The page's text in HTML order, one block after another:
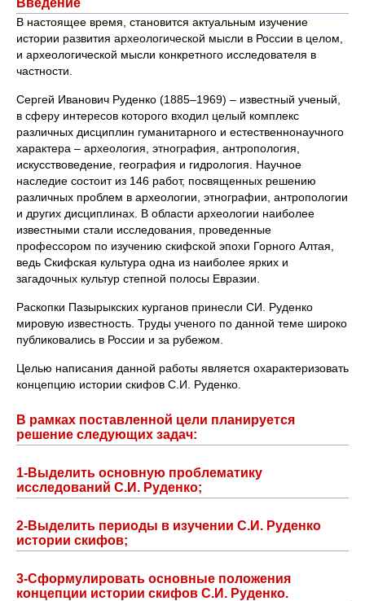
Введение
В настоящее время, становится актуальным изучение
истории развития археологической мысли в России в целом,
и археологической мысли конкретного исследователя в
частности.
Сергей Иванович Руденко (1885–1969) – известный ученый,
в сферу интересов которого входил целый комплекс
различных дисциплин гуманитарного и естественнонаучного
характера – археология, этнография, антропология,
искусствоведение, география и гидрология. Научное
наследие состоит из 146 работ, посвященных решению
различных проблем в археологии, этнографии, антропологии
и других дисциплинах. В области археологии наиболее
известными стали исследования, проведенные
профессором по изучению скифской эпохи Горного Алтая,
ведь Скифская культура одна из наиболее ярких и
загадочных культур степной полосы Евразии.
Раскопки Пазырыкских курганов принесли СИ. Руденко
мировую известность. Труды ученого по данной теме широко
публиковались в России и за рубежом.
Целью написания данной работы является охарактеризовать
концепцию истории скифов С.И. Руденко.
В рамках поставленной цели планируется
решение следующих задач:
1-Выделить основную проблематику
исследований С.И. Руденко;
2-Выделить периоды в изучении С.И. Руденко
истории скифов;
3-Сформулировать основные положения
концепции истории скифов С.И. Руденко.